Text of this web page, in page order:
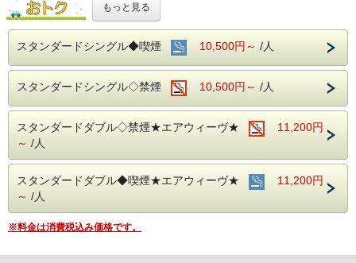
☆先のご予定がお決まりのお客様には断然オトク☆
アルコール消毒を行っております。
える事が可能です。
清掃時は常に換気をして新鮮な空気に入れ替えておりま
～ビジネス・旅行に最高のロケーション～
JR名古屋駅から徒歩４分
名鉄名古屋駅のすぐ上
お財布にも優しい ＋ お客様にも優しいホテルです♪♪
もっと見る
スタンダードシングル◆喫煙 10,500円～ /人
スタンダードシングル◇禁煙 10,500円～ /人
スタンダードダブル◇禁煙★エアウィーヴ★
11,200円
～ /人
スタンダードダブル◆喫煙★エアウィーヴ★
11,200円
～ /人
※料金は消費税込み価格です。